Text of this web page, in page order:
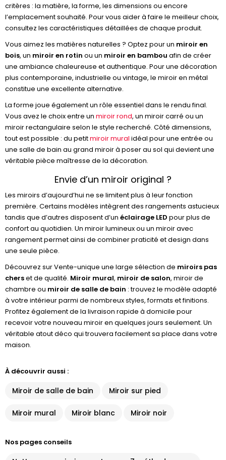
critères : la matière, la forme, les dimensions ou encore
l’emplacement souhaité. Pour vous aider à faire le meilleur choix,
consultez les caractéristiques détaillées de chaque produit.
Vous aimez les matières naturelles ? Optez pour un miroir en
bois, un miroir en rotin ou un miroir en bambou afin de créer
une ambiance chaleureuse et authentique. Pour une décoration
plus contemporaine, industrielle ou vintage, le miroir en métal
constitue une excellente alternative.
La forme joue également un rôle essentiel dans le rendu final.
Vous avez le choix entre un miroir rond, un miroir carré ou un
miroir rectangulaire selon le style recherché. Côté dimensions,
tout est possible : du petitmiroir mural idéal pour une entrée ou
une salle de bain au grand miroir à poser au sol qui devient une
véritable pièce maîtresse de la décoration.
Envie d’un miroir original ?
Les miroirs d’aujourd’hui ne se limitent plus à leur fonction
première. Certains modèles intègrent des rangements astucieux
tandis que d’autres disposent d’un éclairage LED pour plus de
confort au quotidien. Un miroir lumineux ou un miroir avec
rangement permet ainsi de combiner praticité et design dans
une seule pièce.
Découvrez sur Vente-unique une large sélection de miroirs pas
cherset de qualité. Miroir mural, miroir de salon, miroir de
chambre ou miroir de salle de bain : trouvez le modèle adapté
à votre intérieur parmi de nombreux styles, formats et finitions.
Profitez également de la livraison rapide à domicile pour
recevoir votre nouveau miroir en quelques jours seulement. Un
véritable atout déco qui trouvera facilement sa place dans votre
maison.
À découvrir aussi :
Miroir de salle de bain Miroir sur pied
Miroir mural Miroir blanc Miroir noir
Nos pages conseils